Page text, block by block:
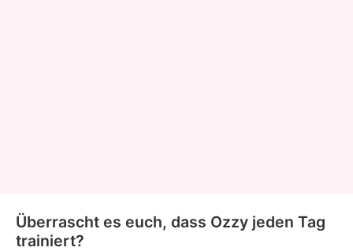
Überrascht es euch, dass Ozzy jeden Tag
trainiert?